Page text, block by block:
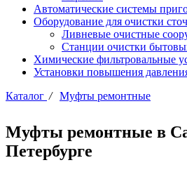
Автоматические системы
Оборудование для очистки
Ливневые очистные
Станции очистки
Химические фильтровальные
Установки повышения
Каталог / Муфты ремонтные
Муфты ремонтные в
Петербурге